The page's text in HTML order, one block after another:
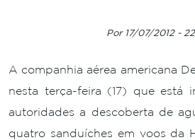
Por 17/07/2012 -
A companhia aérea americana
nesta terça-feira (17) que está
autoridades a descoberta de
quatro sanduíches em voos da